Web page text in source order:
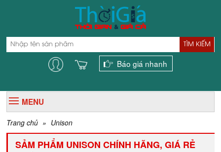
TÌM KIẾM
Báo giá nhanh
MENU
Trang chủ » Unison
SẢM PHẨM UNISON CHÍNH HÃNG, GIÁ RẺ